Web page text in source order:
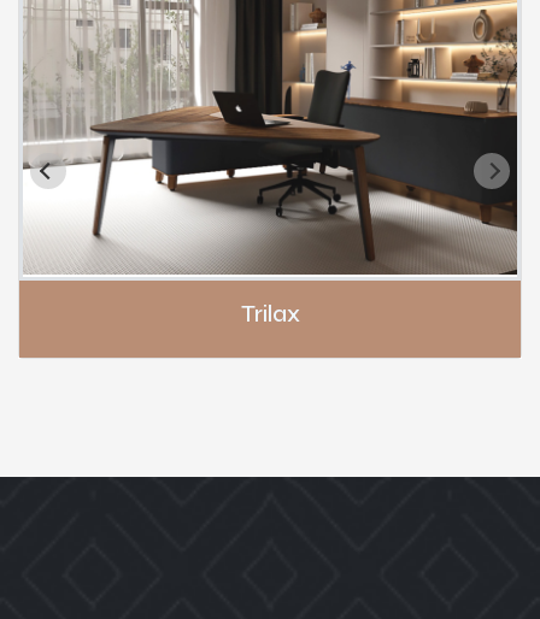
Trilax